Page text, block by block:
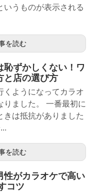
うものが表示される
を読む
恥ずかしくない！ワ
と店の選び方
くようになってカラオ
りました。 一番最初に
きは抵抗がありました
を読む
性がカラオケで高い
コツ